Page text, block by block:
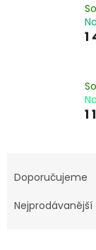
1
1
a
e
Doporučujeme
Nejprodávanější